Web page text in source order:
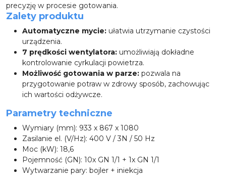
precyzję w procesie gotowania.
Zalety produktu
Automatyczne mycie: ułatwia utrzymanie czystości
urządzenia.
7 prędkości wentylatora: umożliwiają dokładne
kontrolowanie cyrkulacji powietrza.
Możliwość gotowania w parze: pozwala na
przygotowanie potraw w zdrowy sposób, zachowując
ich wartości odżywcze.
Parametry techniczne
Wymiary (mm): 933 x 867 x 1080
Zasilanie el. (V/Hz): 400 V / 3N / 50 Hz
Moc (kW): 18,6
Pojemność (GN): 10x GN 1/1 + 1x GN 1/1
Wytwarzanie pary: bojler + iniekcja